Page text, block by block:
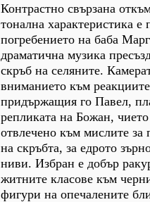
Контрастно свързана
тонална характеристика е
погребението на баба
драматична музика
скръб на селяните.
вниманието към
придържащия го Павел,
репликата на Божан,
отвлечено към мислите за
на скръбта, за едрото
ниви. Избран е добър
житните класове към
фигури на опечалените